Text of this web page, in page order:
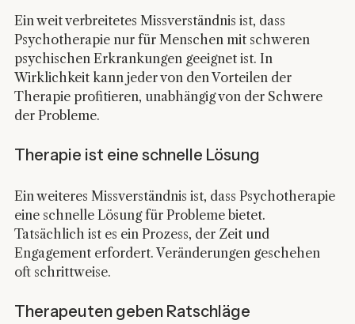
Ein weit verbreitetes Missverständnis ist, dass
Psychotherapie nur für Menschen mit schweren
psychischen Erkrankungen geeignet ist. In
Wirklichkeit kann jeder von den Vorteilen der
Therapie profitieren, unabhängig von der Schwere
der Probleme.
Therapie ist eine schnelle Lösung
Ein weiteres Missverständnis ist, dass Psychotherapie
eine schnelle Lösung für Probleme bietet.
Tatsächlich ist es ein Prozess, der Zeit und
Engagement erfordert. Veränderungen geschehen
oft schrittweise.
Therapeuten geben Ratschläge